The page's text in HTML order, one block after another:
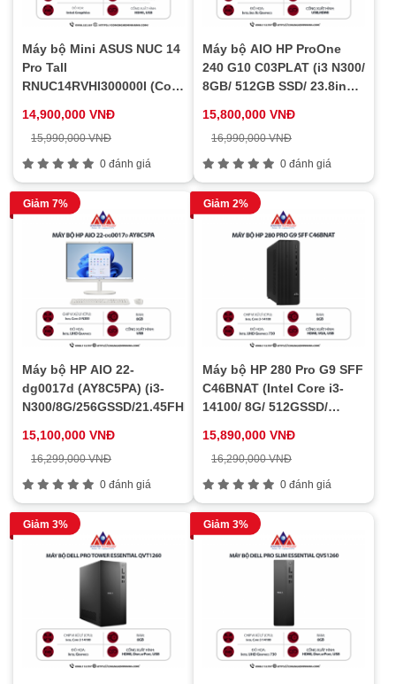
Máy bộ Mini ASUS NUC 14
Pro Tall
RNUC14RVHI300000I (Core
NoOS)
14,900,000 VNĐ
15,990,000 VNĐ
0 đánh giá
Máy bộ AIO HP ProOne
240 G10 C03PLAT (i3 N300/
8GB/ 512GB SSD/ 23.8inch/
15,800,000 VNĐ
16,990,000 VNĐ
0 đánh giá
Giảm 7%
Máy bộ HP AIO 22-
dg0017d (AY8C5PA) (i3-
N300/8G/256GSSD/21.45FHD/VA/WL/BT/WL_KB/WL_M/W11SL/
15,100,000 VNĐ
16,299,000 VNĐ
0 đánh giá
Giảm 2%
Máy bộ HP 280 Pro G9 SFF
C46BNAT (Intel Core i3-
14100/ 8G/ 512GSSD/
15,890,000 VNĐ
16,290,000 VNĐ
0 đánh giá
Giảm 3% Giảm 3%